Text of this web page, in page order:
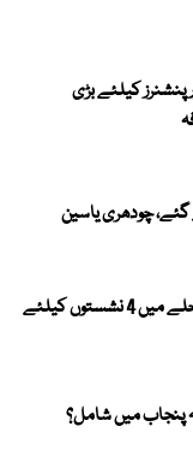
پنشنرز کیلئے بڑی
گئے، چودھری یاسین
آزاد کشمیر انتخابات کے تیسرے مرحلے میں 4 نشستوں کیلئے
پنجاب میں شامل؟